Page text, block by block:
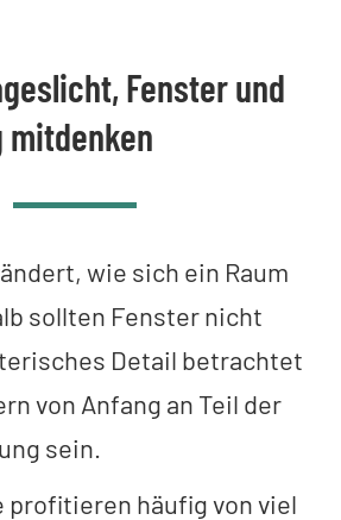
Fenster und
wie sich ein Raum
sollten Fenster nicht
Detail betrachtet
von Anfang an Teil der
sein.
profitieren häufig von viel